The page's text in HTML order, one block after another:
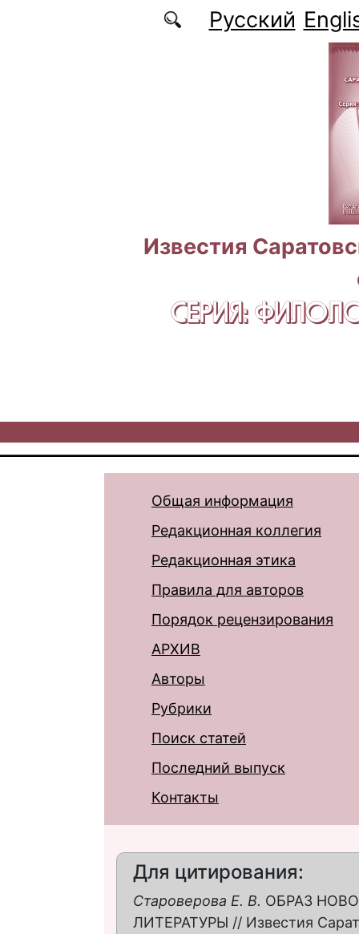
Перейти к основному содержаниюРусский
Известия
СЕРИЯ:
Общая информация
Редакционная коллегия
Редакционная этика
Правила для авторов
Порядок рецензирования
АРХИВ
Авторы
Рубрики
Поиск статей
Последний выпуск
Контакты
Для цитирования:
Староверова Е. В. ОБРАЗ
ЛИТЕРАТУРЫ // Известия